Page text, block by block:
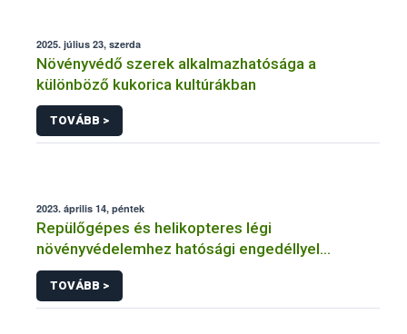
2025. július 23, szerda
Növényvédő szerek alkalmazhatósága a
különböző kukorica kultúrákban
TOVÁBB >
2023. április 14, péntek
Repülőgépes és helikopteres légi
növényvédelemhez hatósági engedéllyel
rendelkező szervezetek
TOVÁBB >